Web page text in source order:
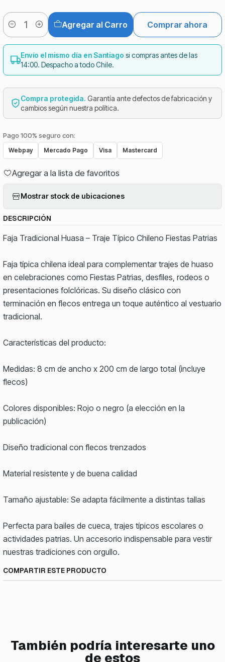
Cantidad
Agregar al Carro Comprar ahora
Envío el mismo día en Santiago si compras antes de las
14:00. Despacho a todo Chile.
Compra protegida. Garantía ante defectos de fabricación y
cambios según nuestra política.
Pago 100% seguro con:
Webpay Mercado Pago Visa Mastercard
Agregar a la lista de favoritos
Mostrar stock de ubicaciones
DESCRIPCIÓN
Faja Tradicional Huasa – Traje Típico Chileno Fiestas Patrias
Faja típica chilena ideal para complementar trajes de huaso
en celebraciones como Fiestas Patrias, desfiles, rodeos o
presentaciones folclóricas. Su diseño clásico con
terminación en flecos entrega un toque auténtico al vestuario
tradicional.
Características del producto:
Medidas: 8 cm de ancho x 200 cm de largo total (incluye
flecos)
Colores disponibles: Rojo o negro (a elección en la
publicación)
Diseño tradicional con flecos trenzados
Material resistente y de buena calidad
Tamaño ajustable: Se adapta fácilmente a distintas tallas
Perfecta para bailes de cueca, trajes típicos escolares o
actividades patrias. Un accesorio indispensable para vestir
nuestras tradiciones con orgullo.
COMPARTIR ESTE PRODUCTO
También podría interesarte uno
de estos